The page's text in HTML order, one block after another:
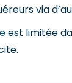
via
est limitée